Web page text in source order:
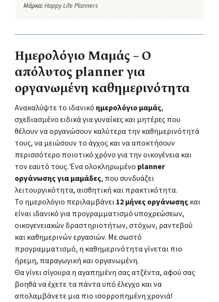
Μάρκα:Happy Life Planners
Ημερολόγιο Μαμάς – Ο
απόλυτος planner για
οργανωμένη καθημερινότητα
Ανακαλύψτε το ιδανικό ημερολόγιο μαμάς,
σχεδιασμένο ειδικά για γυναίκες και μητέρες που
θέλουν να οργανώσουν καλύτερα την καθημερινότητά
τους, να μειώσουν το άγχος και να αποκτήσουν
περισσότερο ποιοτικό χρόνο για την οικογένεια και
τον εαυτό τους. Ένα ολοκληρωμένο planner
οργάνωσης για μαμάδες, που συνδυάζει
λειτουργικότητα, αισθητική και πρακτικότητα.
Το ημερολόγιο περιλαμβάνει12 μήνες οργάνωσης και
είναι ιδανικό για προγραμματισμό υποχρεώσεων,
οικογενειακών δραστηριοτήτων, στόχων, ραντεβού
και καθημερινών εργασιών. Με σωστό
προγραμματισμό, η καθημερινότητα γίνεται πιο
ήρεμη, παραγωγική και οργανωμένη.
Θα γίνει σίγουρα η αγαπημένη σας ατζέντα, αφού σας
βοηθά να έχετε τα πάντα υπό έλεγχο και να
απολαμβάνετε μια πιο ισορροπημένη χρονιά!